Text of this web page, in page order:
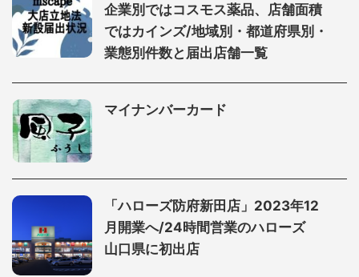
企業別ではコスモス薬品、店舗面積
ではカインズ/地域別・都道府県別・
業態別件数と届出店舗一覧
マイナンバーカード
「ハローズ防府新田店」2023年12
月開業へ/24時間営業のハローズ
山口県に初出店